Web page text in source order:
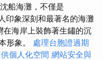
船海灘，不僅是
印象深刻和最著名的海灘
在海岸上裝飾著生鏽的沉
形象。 處理台胞證過期
個人化空間 網站安全與